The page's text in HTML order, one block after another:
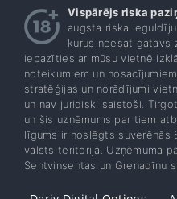
Vispārējs riska
augsta riska
kurus neesat gatavs
iepazīties ar mūsu vietnē
noteikumiem un
stratēģijas un norādījumi
un nav juridiski saistoši.
un šis uzņēmums par tiem
līgums ir noslēgts suverēnās
valsts teritorijā. Uzņēmuma
Sentvinsentas un Grenadīnu